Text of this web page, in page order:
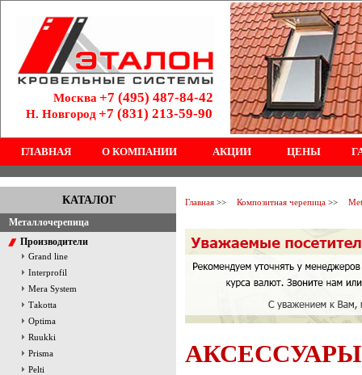
Москва +7 (495) 487-84-42
Н. Новгород+7 (831) 213-59-90
ГЛАВНАЯ О КОМПАНИИ АКЦИИ ЦЕНЫ
КАТАЛОГ
Металлочерепица
Производители
Grand line
Interprofil
Mera System
Тakotta
Optima
Ruukki
Prisma
Pelti
Главная >> Композитная черепица >>
АКСЕССУАРЫ